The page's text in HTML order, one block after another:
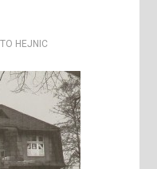
HEJNIC